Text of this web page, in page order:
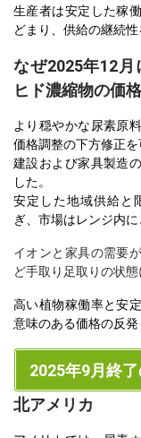
生産者は安定した稼
どまり、供給の継続性
なぜ2025年12
ヒド濃縮物の価
より穏やかな尿素原
価格調整の下方修正を
建設および家具製造
した。
安定した地域供給と
ぎ、市場はレンジ内に
イオンと家具の需要
ど手取り足取りの状態
高い植物稼働率と安
意味のある価格の反発
2025年9月終
北アメリカ